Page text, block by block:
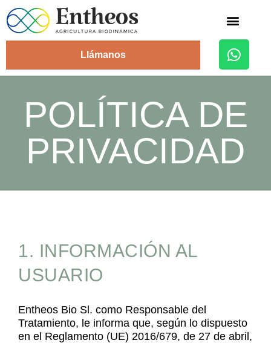
Llámanos
POLÍTICA DE
PRIVACIDAD
1. INFORMACIÓN AL
USUARIO
Entheos Bio Sl. como Responsable del
Tratamiento, le informa que, según lo dispuesto
en el Reglamento (UE) 2016/679, de 27 de abril,